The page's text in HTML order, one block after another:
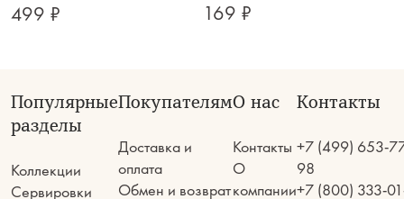
499 ₽ 169 ₽
Популярные
разделы
Коллекции
Сервировки
Покупателям
Доставка и
оплата
Обмен и возврат
О нас
Контакты
О
компании
Контакты
+7 (499) 653-
98
+7 (800) 333-